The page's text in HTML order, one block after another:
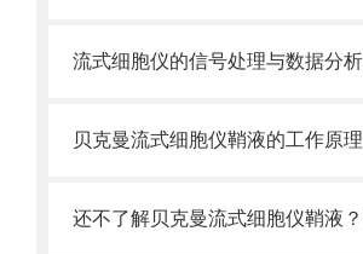
贝克曼流式细胞仪鞘液的工作原理